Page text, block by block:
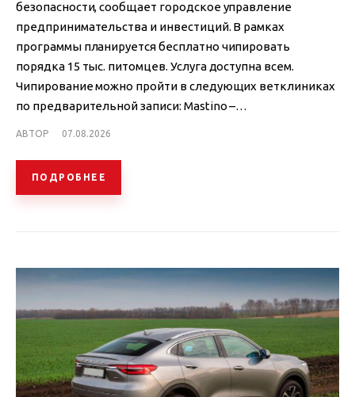
безопасности, сообщает городское управление
предпринимательства и инвестиций. В рамках
программы планируется бесплатно чипировать
порядка 15 тыс. питомцев. Услуга доступна всем.
Чипирование можно пройти в следующих ветклиниках
по предварительной записи: Mastino –…
АВТОР 07.08.2026
ПОДРОБНЕЕ